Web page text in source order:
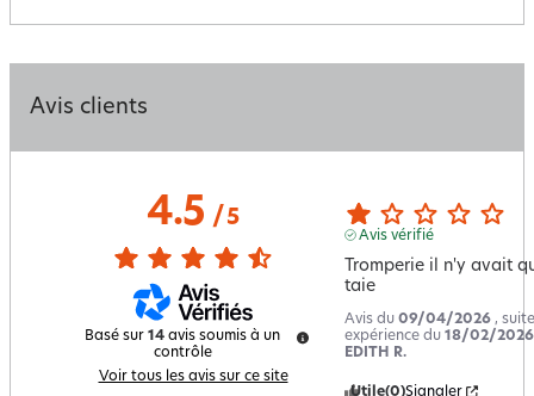
Avis clients
4.5/ 5
Basé sur 14 avis soumis à un
contrôle
Voir tous les avis sur ce site
Avis vérifié
Tromperie il n'y avait
taie
Avis du 09/04/2026 ,
expérience du 18/02/2026
EDITH R.
Utile(0)Signaler